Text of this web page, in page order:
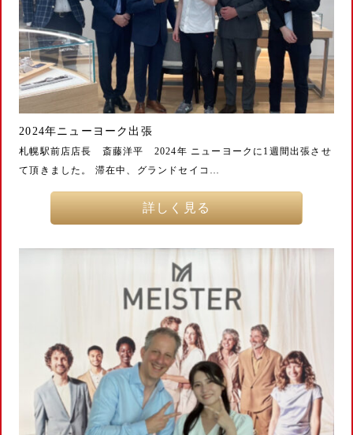
2024年ニューヨーク出張
札幌駅前店店長 斎藤洋平 2024年 ニューヨークに1週間出張させ
て頂きました。 滞在中、グランドセイコ…
詳しく見る